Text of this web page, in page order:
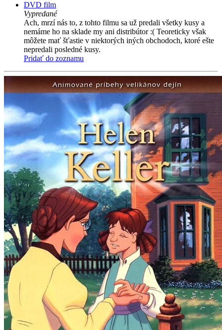
DVD film
Vypredané
Ach, mrzí nás to, z tohto filmu sa už predali všetky kusy a
nemáme ho na sklade my ani distribútor :( Teoreticky však
môžete mať šťastie v niektorých iných obchodoch, ktoré ešte
nepredali posledné kusy.
Pridať do zoznamu